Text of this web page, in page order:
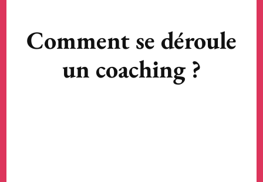
Comment se déroule
un coaching ?